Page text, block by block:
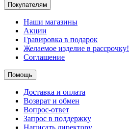
Покупателям
Наши магазины
Акции
Гравировка в подарок
Желаемое изделие в рассрочку!
Соглашение
Помощь
Доставка и оплата
Возврат и обмен
Вопрос-ответ
Запрос в поддержку
Написать директору